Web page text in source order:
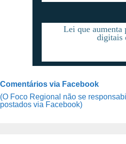
Lei que aumenta
digitais
Comentários via Facebook
(O Foco Regional não se
postados via Facebook)